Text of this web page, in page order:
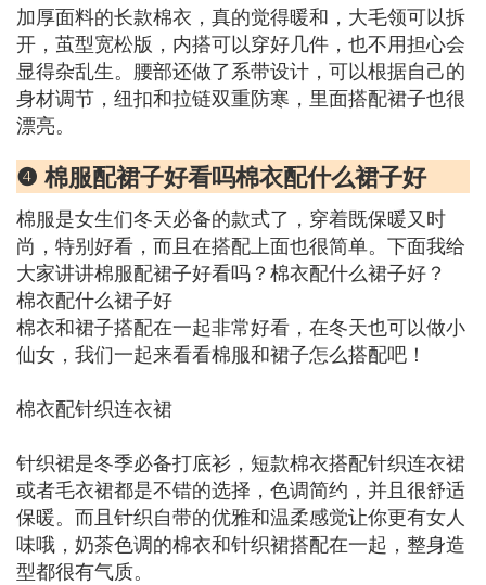
加厚面料的长款棉衣，真的觉得暖和，大毛领可以拆
开，茧型宽松版，内搭可以穿好几件，也不用担心会
显得杂乱生。腰部还做了系带设计，可以根据自己的
身材调节，纽扣和拉链双重防寒，里面搭配裙子也很
漂亮。
❹ 棉服配裙子好看吗棉衣配什么裙子好
棉服是女生们冬天必备的款式了，穿着既保暖又时
尚，特别好看，而且在搭配上面也很简单。下面我给
大家讲讲棉服配裙子好看吗？棉衣配什么裙子好？
棉衣配什么裙子好
棉衣和裙子搭配在一起非常好看，在冬天也可以做小
仙女，我们一起来看看棉服和裙子怎么搭配吧！
棉衣配针织连衣裙
针织裙是冬季必备打底衫，短款棉衣搭配针织连衣裙
或者毛衣裙都是不错的选择，色调简约，并且很舒适
保暖。而且针织自带的优雅和温柔感觉让你更有女人
味哦，奶茶色调的棉衣和针织裙搭配在一起，整身造
型都很有气质。